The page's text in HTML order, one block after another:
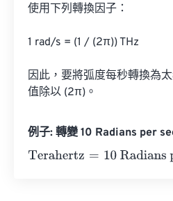
使用下列轉換因子：
1 rad/s = (1 / (2π)) THz
因此，要將弧度每秒轉換為
值除以 (2π)。
例子: 轉變 10 Radians per
Terahertz=10 Radians per